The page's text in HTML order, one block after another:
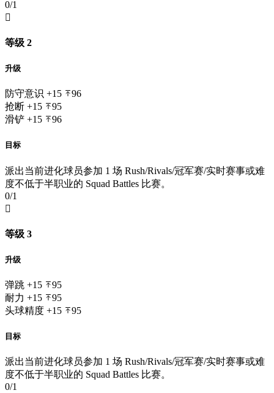
0/1

等级 2
升级
防守意识 +15
96
抢断 +15
95
滑铲 +15 96
目标
派出当前进化球员参加 1 场 Rush/Rivals/冠军赛/实时赛事或难
度不低于半职业的 Squad Battles 比赛。
0/1

等级 3
升级
弹跳 +15
95
耐力 +15
95
头球精度 +15 95
目标
派出当前进化球员参加 1 场 Rush/Rivals/冠军赛/实时赛事或难
度不低于半职业的 Squad Battles 比赛。
0/1